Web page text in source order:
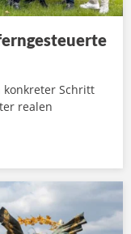
konkreter Schritt
realen